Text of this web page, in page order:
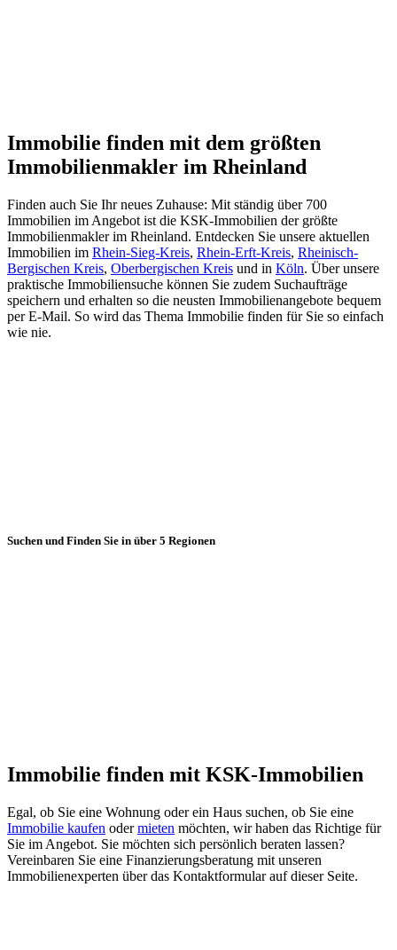
Immobilie finden mit dem größten
Immobilienmakler im Rheinland
Finden auch Sie Ihr neues Zuhause: Mit ständig über 700
Immobilien im Angebot ist die KSK-Immobilien der größte
Immobilienmakler im Rheinland. Entdecken Sie unsere aktuellen
Immobilien im Rhein-Sieg-Kreis, Rhein-Erft-Kreis, Rheinisch-
Bergischen Kreis, Oberbergischen Kreis und in Köln. Über unsere
praktische Immobiliensuche können Sie zudem Suchaufträge
speichern und erhalten so die neusten Immobilienangebote bequem
per E-Mail. So wird das Thema Immobilie finden für Sie so einfach
wie nie.
Suchen und Finden Sie in über 5 Regionen
Immobilie finden mit KSK-Immobilien
Egal, ob Sie eine Wohnung oder ein Haus suchen, ob Sie eine
Immobilie kaufen odermieten möchten, wir haben das Richtige für
Sie im Angebot. Sie möchten sich persönlich beraten lassen?
Vereinbaren Sie eine Finanzierungsberatung mit unseren
Immobilienexperten über das Kontaktformular auf dieser Seite.